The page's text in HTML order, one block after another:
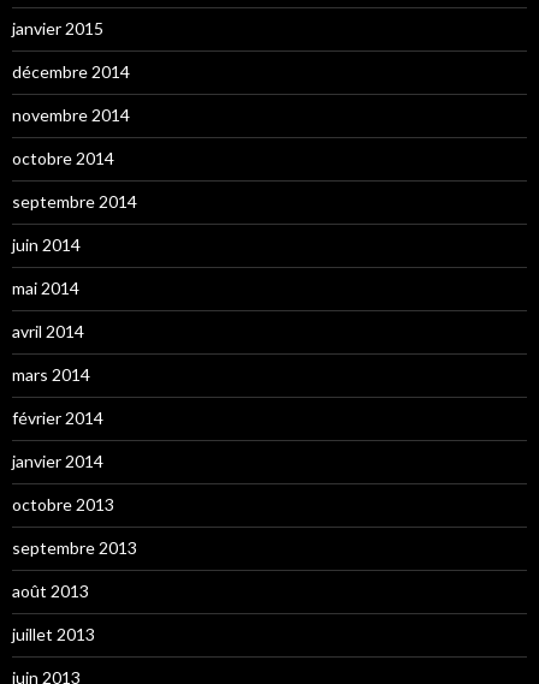
janvier 2015
décembre 2014
novembre 2014
octobre 2014
septembre 2014
juin 2014
mai 2014
avril 2014
mars 2014
février 2014
janvier 2014
octobre 2013
septembre 2013
août 2013
juillet 2013
juin 2013